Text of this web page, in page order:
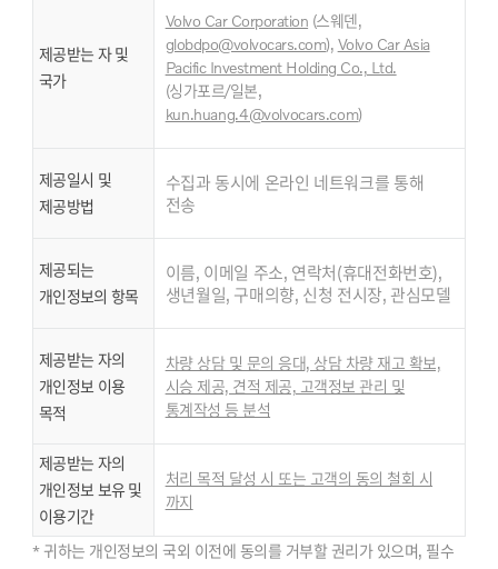
제공받는 자 및
국가
Volvo Car Corporation (스웨덴,
globdpo@volvocars.com), Volvo Car Asia
Pacific Investment Holding Co., Ltd.
(싱가포르/일본,
kun.huang.4@volvocars.com)
제공일시 및
제공방법
수집과 동시에 온라인 네트워크를 통해
전송
제공되는
개인정보의 항목
이름, 이메일 주소, 연락처(휴대전화번호),
생년월일, 구매의향, 신청 전시장, 관심모델
제공받는 자의
개인정보 이용
목적
차량 상담 및 문의 응대, 상담 차량 재고 확보,
시승 제공, 견적 제공, 고객정보 관리 및
통계작성 등 분석
제공받는 자의
개인정보 보유 및
이용기간
처리 목적 달성 시 또는 고객의 동의 철회 시
까지
* 귀하는 개인정보의 국외 이전에 동의를 거부할 권리가 있으며, 필수